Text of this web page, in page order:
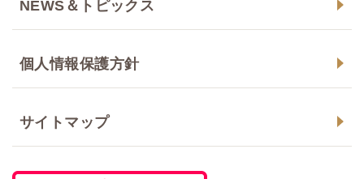
NEWS＆トピックス
個人情報保護方針
サイトマップ